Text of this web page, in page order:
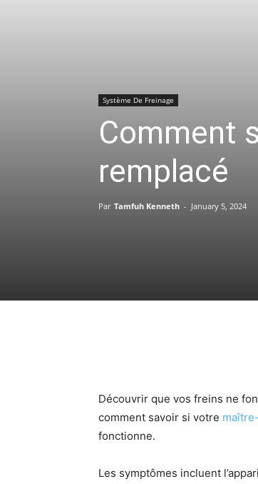
Système De Freinage
Comment
remplacé
Par Tamfuh Kenneth - January 5, 2024
Découvrir que vos freins ne
comment savoir si votre
fonctionne.
Les symptômes incluent